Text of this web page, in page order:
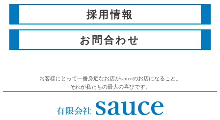
採用情報
お問合わせ
お客様にとって一番身近なお店がsauceのお店になること。
それが私たちの最大の喜びです。